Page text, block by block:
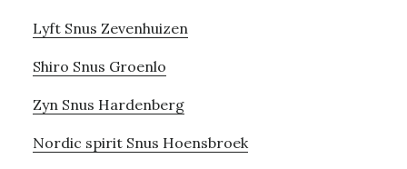
Lyft Snus Zevenhuizen
Shiro Snus Groenlo
Zyn Snus Hardenberg
Nordic spirit Snus Hoensbroek